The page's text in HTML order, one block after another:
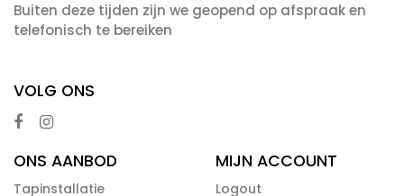
Buiten deze tijden zijn we geopend op afspraak en
telefonisch te bereiken
VOLG ONS
ONS AANBOD
Tapinstallatie
MIJN ACCOUNT
Logout